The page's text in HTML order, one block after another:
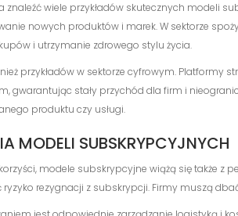
znaleźć wiele przykładów skutecznych modeli
nowych produktów i marek. W sektorze
i utrzymanie zdrowego stylu życia.
przykładów w sektorze cyfrowym.
gwarantując stały przychód dla firm i
produktu czy usługi.
MODELI SUBSKRYPCYJNYCH
modele subskrypcyjne wiążą się także
rezygnacji z subskrypcji. Firmy muszą